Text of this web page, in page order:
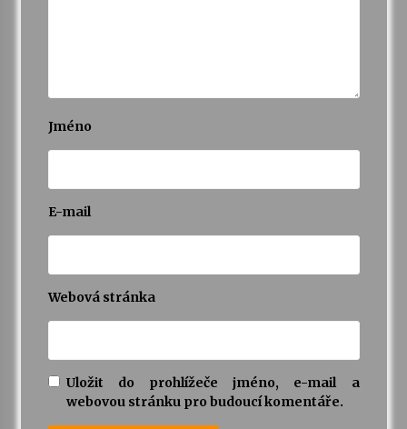
Jméno
E-mail
Webová stránka
Uložit do prohlížeče jméno, e-mail a
webovou stránku pro budoucí komentáře.